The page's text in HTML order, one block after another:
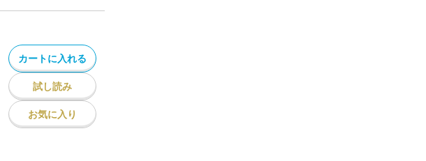
カートに入れる
試し読み
お気に入り